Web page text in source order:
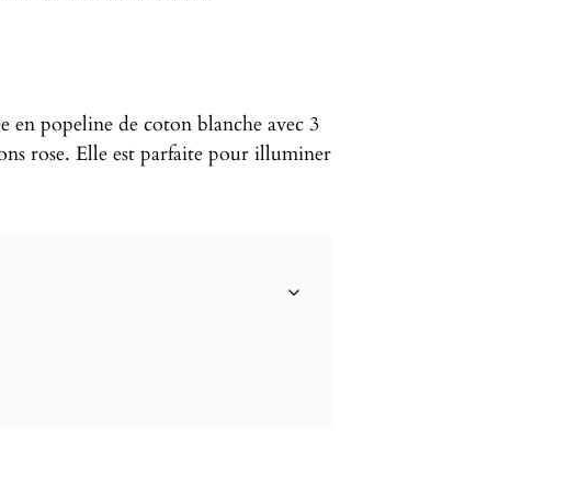
en popeline de coton blanche avec 3
rose. Elle est parfaite pour illuminer